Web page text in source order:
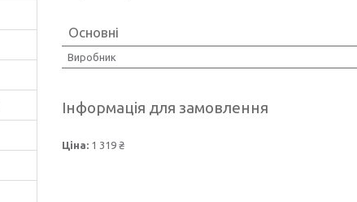
Основні
Виробник
Інформація для замовлення
Ціна: 1 319 ₴